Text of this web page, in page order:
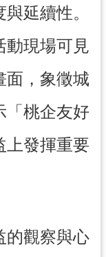
延續性。
動現場可見
面，象徵城
「桃企友好
上發揮重要
的觀察與心